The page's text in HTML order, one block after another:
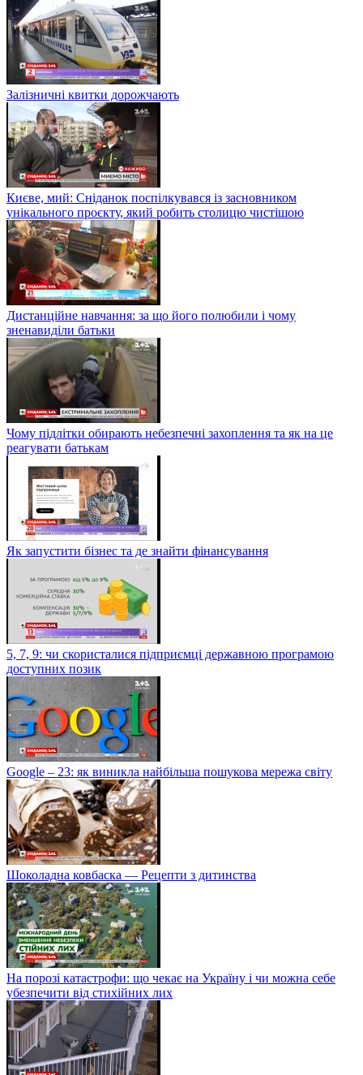
Залізничні квитки дорожчають
Києве, мий: Сніданок поспілкувався із засновником
унікального проєкту, який робить столицю чистішою
Дистанційне навчання: за що його полюбили і чому
зненавиділи батьки
Чому підлітки обирають небезпечні захоплення та як на це
реагувати батькам
Як запустити бізнес та де знайти фінансування
5, 7, 9: чи скористалися підприємці державною програмою
доступних позик
Google – 23: як виникла найбільша пошукова мережа світу
Шоколадна ковбаска — Рецепти з дитинства
На порозі катастрофи: що чекає на Україну і чи можна себе
убезпечити від стихійних лих